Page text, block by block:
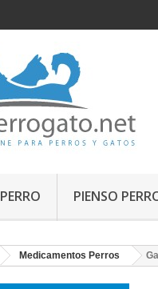
PERRO PIENSO
Medicamentos Perros